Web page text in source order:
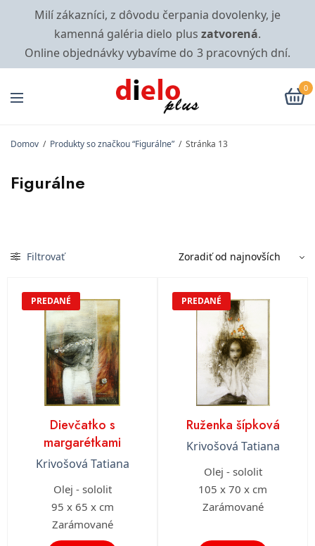
Milí zákazníci, z dôvodu čerpania dovolenky, je
kamenná galéria dielo plus zatvorená.
Online objednávky vybavíme do 3 pracovných dní.
0
Domov / Produkty so značkou “Figurálne” / Stránka 13
Figurálne
Filtrovať
PREDANÉ
Dievčatko s
margarétkami
Krivošová Tatiana
Olej - sololit
95 x 65 x cm
Zarámované
PREDANÉ
Ruženka šípková
Krivošová Tatiana
Olej - sololit
105 x 70 x cm
Zarámované